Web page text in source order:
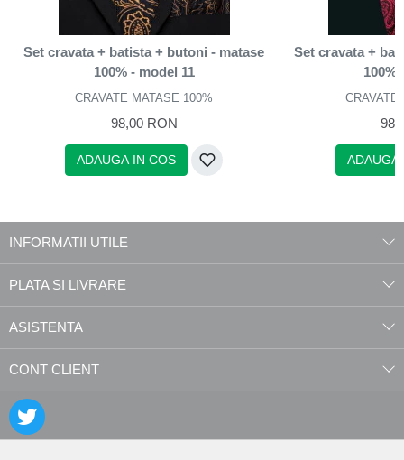
Set cravata + batista + butoni - matase
100% - model 11
CRAVATE MATASE 100%
98,00 RON
ADAUGA IN COS
Set cravata +
100%
CRAVATE
ADAUGA
INFORMATII UTILE
PLATA SI LIVRARE
ASISTENTA
CONT CLIENT